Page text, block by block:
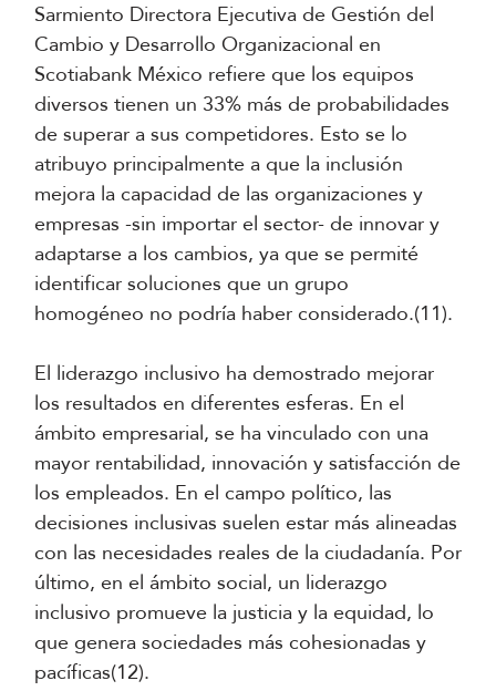
Sarmiento Directora Ejecutiva de Gestión del
Cambio y Desarrollo Organizacional en
Scotiabank México refiere que los equipos
diversos tienen un 33% más de probabilidades
de superar a sus competidores. Esto se lo
atribuyo principalmente a que la inclusión
mejora la capacidad de las organizaciones y
empresas -sin importar el sector- de innovar y
adaptarse a los cambios, ya que se permité
identificar soluciones que un grupo
homogéneo no podría haber considerado.(11).
El liderazgo inclusivo ha demostrado mejorar
los resultados en diferentes esferas. En el
ámbito empresarial, se ha vinculado con una
mayor rentabilidad, innovación y satisfacción de
los empleados. En el campo político, las
decisiones inclusivas suelen estar más alineadas
con las necesidades reales de la ciudadanía. Por
último, en el ámbito social, un liderazgo
inclusivo promueve la justicia y la equidad, lo
que genera sociedades más cohesionadas y
pacíficas(12).